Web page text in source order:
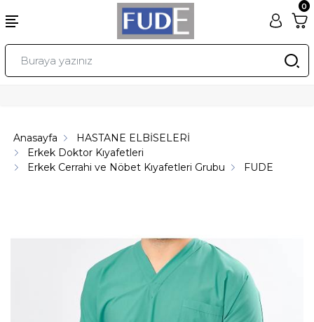
0
Anasayfa
HASTANE ELBİSELERİ
Erkek Doktor Kıyafetleri
Erkek Cerrahi ve Nöbet Kıyafetleri Grubu
FUDE